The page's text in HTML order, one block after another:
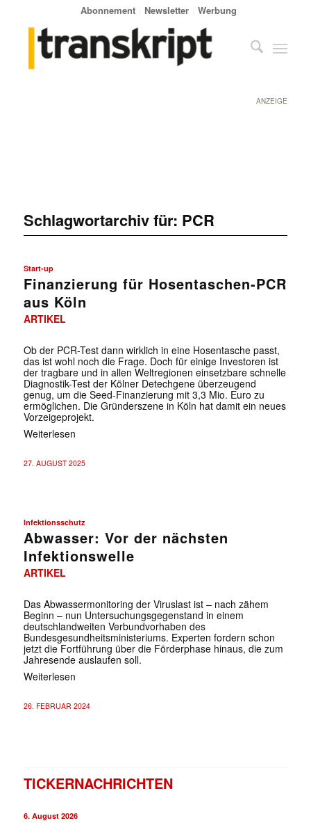
Abonnement Newsletter Werbung
ANZEIGE
Schlagwortarchiv für: PCR
Start-up
Finanzierung für Hosentaschen-PCR
aus Köln
ARTIKEL
Ob der PCR-Test dann wirklich in eine Hosentasche passt,
das ist wohl noch die Frage. Doch für einige Investoren ist
der tragbare und in allen Weltregionen einsetzbare schnelle
Diagnostik-Test der Kölner Detechgene überzeugend
genug, um die Seed-Finanzierung mit 3,3 Mio. Euro zu
ermöglichen. Die Gründerszene in Köln hat damit ein neues
Vorzeigeprojekt.
Weiterlesen
27. AUGUST 2025
Infektionsschutz
Abwasser: Vor der nächsten
Infektionswelle
ARTIKEL
Das Abwassermonitoring der Viruslast ist – nach zähem
Beginn – nun Untersuchungsgegenstand in einem
deutschlandweiten Verbundvorhaben des
Bundesgesundheitsministeriums. Experten fordern schon
jetzt die Fortführung über die Förderphase hinaus, die zum
Jahresende auslaufen soll.
Weiterlesen
26. FEBRUAR 2024
TICKERNACHRICHTEN
6. August 2026